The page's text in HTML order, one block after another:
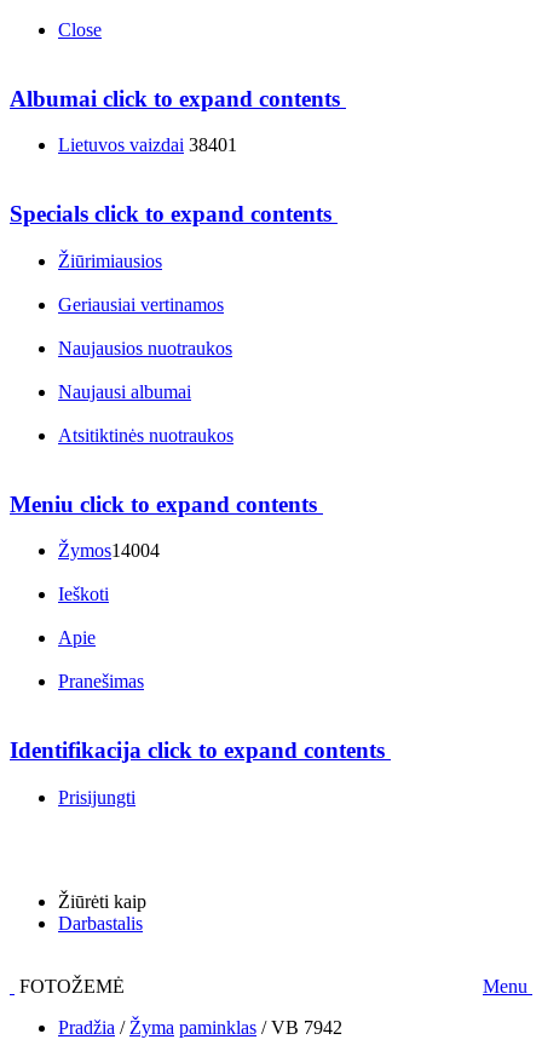
Close
Albumai click to expand contents
Lietuvos vaizdai 38401
Specials click to expand contents
Žiūrimiausios
Geriausiai vertinamos
Naujausios nuotraukos
Naujausi albumai
Atsitiktinės nuotraukos
Meniu click to expand contents
Žymos14004
Ieškoti
Apie
Pranešimas
Identifikacija click to expand contents
Prisijungti
Žiūrėti kaip
Darbastalis
FOTOŽEMĖ
Menu
Pradžia / Žyma paminklas /VB 7942